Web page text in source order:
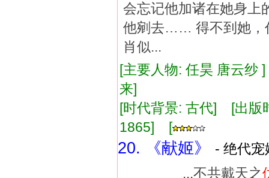
会忘记他加诸在她身上
他剜去…… 得不到她，
肖似...
[主要人物: 任昊 唐云
来]
[时代背景: 古代] [出
1865] [
20. 《献姬》
- 绝代
...不共戴天之